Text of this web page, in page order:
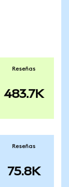
Reseñas
483.7K
Reseñas
75.8K